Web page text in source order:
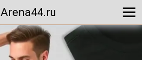
Arena44.ru